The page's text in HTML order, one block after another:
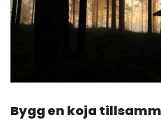
Bygg en koja